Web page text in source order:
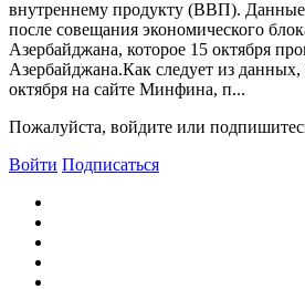
внутреннему продукту (BBП).
после совещания экономического
Азербайджана, которое 15 октября
Азербайджана.Как следует из
октября на сайте Минфина, п...
Пожалуйста, войдите или
Войти Подписаться